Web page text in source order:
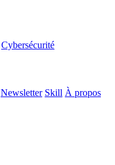
Cybersécurité
Newsletter Skill À propos